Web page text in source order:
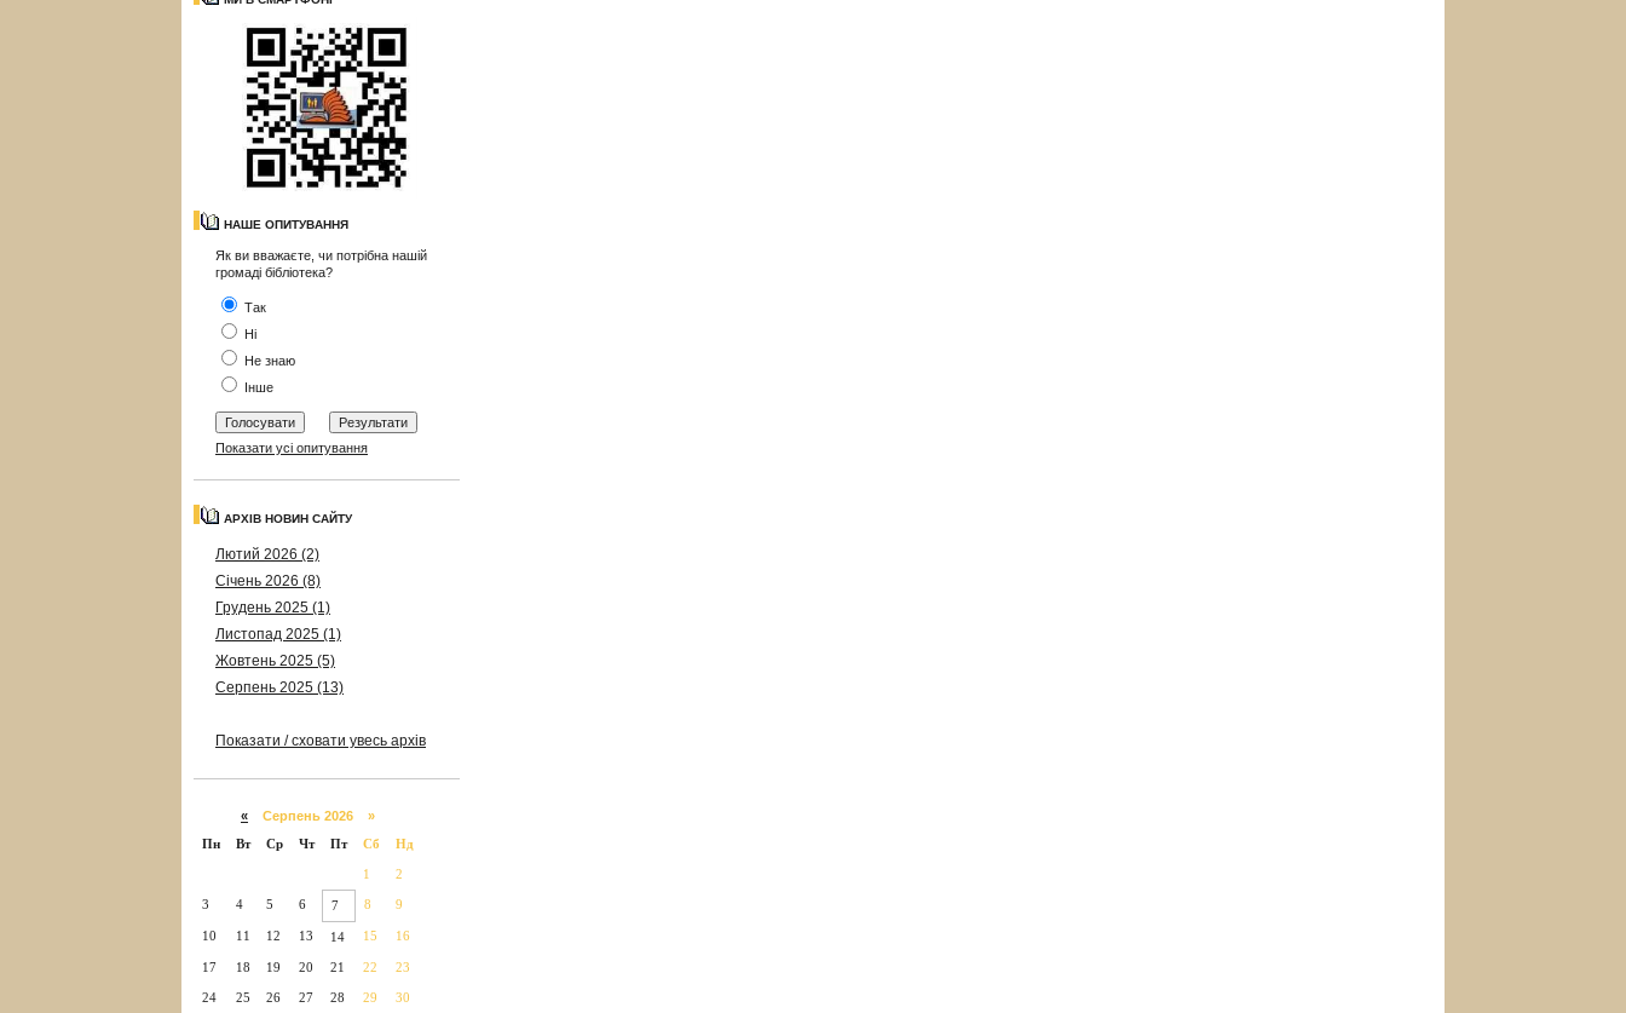
НАШЕ ОПИТУВАННЯ
Як ви вважаєте, чи потрібна нашій
громаді бібліотека?
Так
Ні
Не знаю
Інше
Показати усі опитування
АРХІВ НОВИН САЙТУ
Лютий 2026 (2)
Січень 2026 (8)
Грудень 2025 (1)
Листопад 2025 (1)
Жовтень 2025 (5)
Серпень 2025 (13)
Показати / сховати увесь архів
« Серпень 2026 »
Пн
Вт Ср Чт Пт Сб Нд
1 2
3 4 5 6 7 8 9
10 11 12 13 14 15 16
17 18 19 20 21 22 23
24 25 26 27 28 29 30